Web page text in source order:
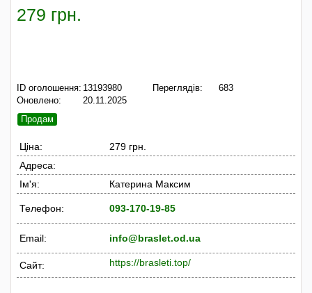
279 грн.
ID оголошення: 13193980
Оновлено:
20.11.2025
Переглядів: 683
Продам
Ціна:
279 грн.
Адреса:
Ім'я:
Катерина Максим
Телефон: 093-170-19-85
Email: info@braslet.od.ua
Сайт: https://brasleti.top/